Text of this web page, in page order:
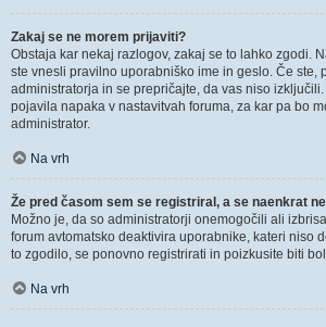
Zakaj se ne morem prijaviti?
Obstaja kar nekaj razlogov, zakaj se to lahko zgodi.
ste vnesli pravilno uporabniško ime in geslo. Če ste,
administratorja in se prepričajte, da vas niso
pojavila napaka v nastavitvah foruma, za kar pa bo
administrator.
Na vrh
Že pred časom sem se registriral, a se naenkrat
Možno je, da so administratorji onemogočili ali
forum avtomatsko deaktivira uporabnike, kateri niso
to zgodilo, se ponovno registrirati in poizkusite biti
Na vrh